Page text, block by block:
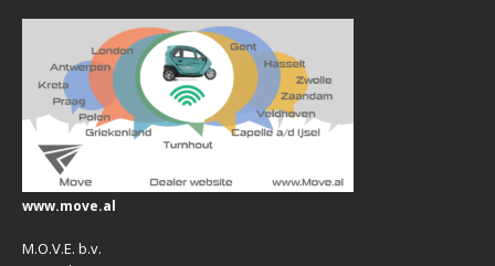
www.move.al
M.O.V.E. b.v.